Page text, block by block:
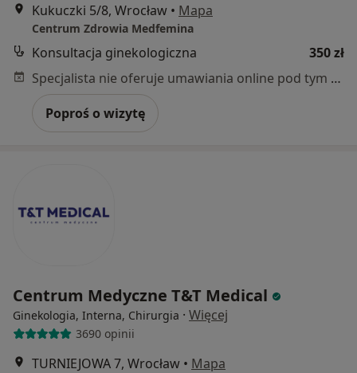
Kukuczki 5/8, Wrocław • Mapa
Centrum Zdrowia Medfemina
Konsultacja ginekologiczna
350 zł
Specjalista nie oferuje umawiania online pod tym adresem.
Poproś o wizytę
Centrum Medyczne T&T Medical
Ginekologia, Interna, Chirurgia · Więcej
3690 opinii
TURNIEJOWA 7, Wrocław • Mapa